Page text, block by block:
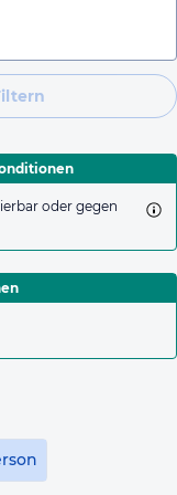
oder gegen